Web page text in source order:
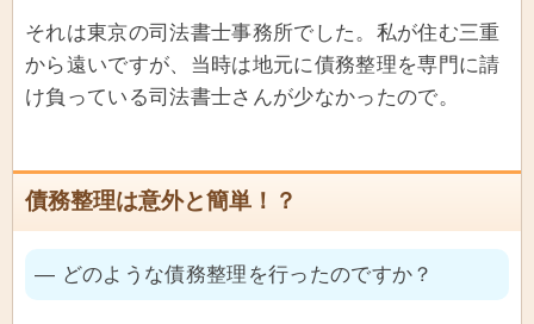
それは東京の司法書士事務所でした。私が住む三重
から遠いですが、当時は地元に債務整理を専門に請
け負っている司法書士さんが少なかったので。
債務整理は意外と簡単！？
― どのような債務整理を行ったのですか？